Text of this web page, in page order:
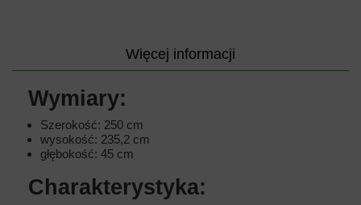
Więcej informacji
Wymiary:
Szerokość: 250 cm
wysokość: 235,2 cm
głębokość: 45 cm
Charakterystyka: